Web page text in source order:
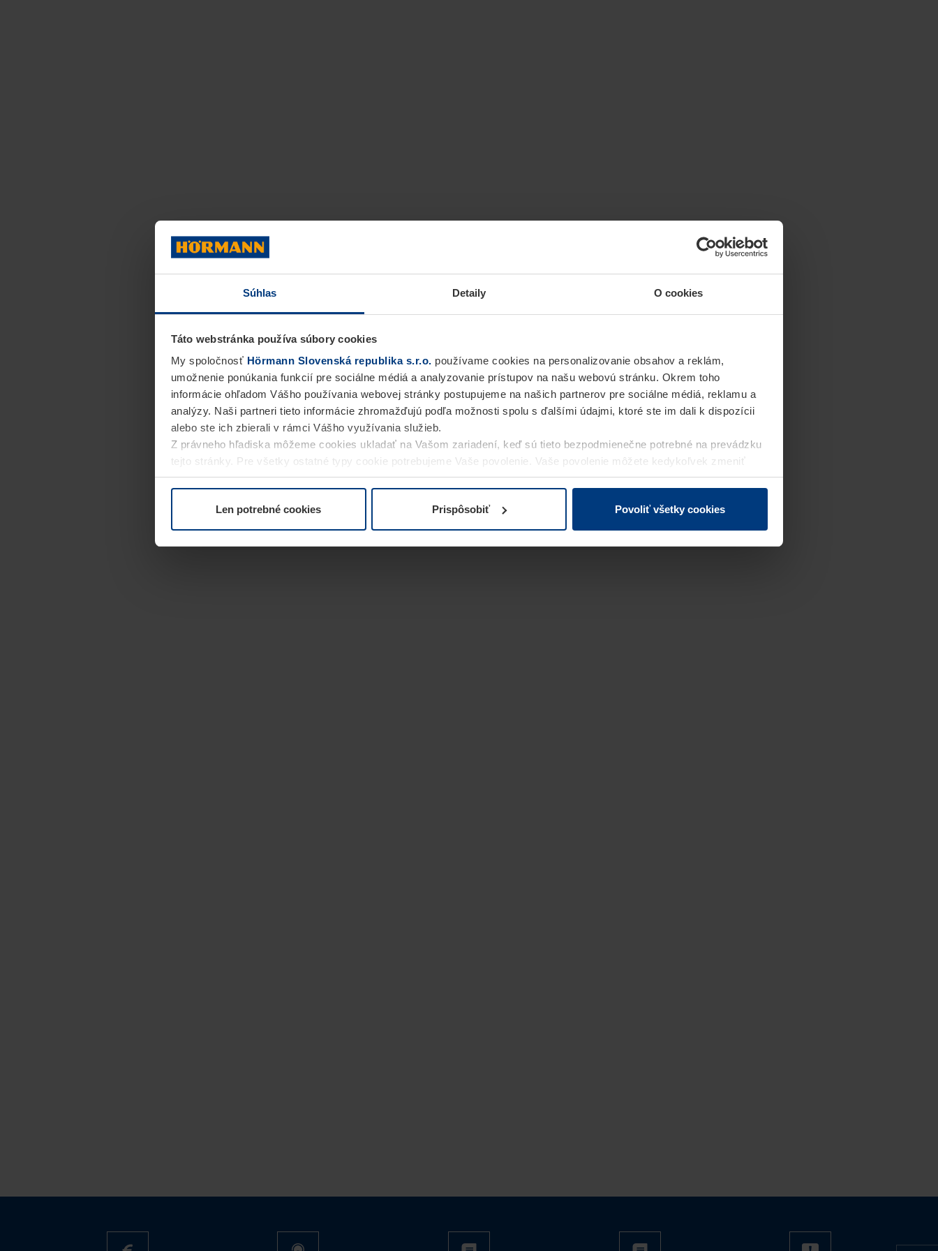
Súhlas Detaily O cookies
Táto webstránka používa súbory cookies
My spoločnosť Hörmann Slovenská republika s.r.o. používame cookies na personalizovanie obsahov a reklám,
umožnenie ponúkania funkcií pre sociálne médiá a analyzovanie prístupov na našu webovú stránku. Okrem toho
informácie ohľadom Vášho používania webovej stránky postupujeme na našich partnerov pre sociálne médiá, reklamu a
analýzy. Naši partneri tieto informácie zhromažďujú podľa možnosti spolu s ďalšími údajmi, ktoré ste im dali k dispozícii
alebo ste ich zbierali v rámci Vášho využívania služieb.
Z právneho hľadiska môžeme cookies ukladať na Vašom zariadení, keď sú tieto bezpodmienečne potrebné na prevádzku
tejto stránky. Pre všetky ostatné typy cookie potrebujeme Vaše povolenie. Vaše povolenie môžete kedykoľvek zmeniť
alebo odvolať vo vysvetlení cookie na stránkeVyhlásenie o ochrane osobných údajovnašej webovej stránky.
Len potrebné cookies Prispôsobiť Povoliť všetky cookies